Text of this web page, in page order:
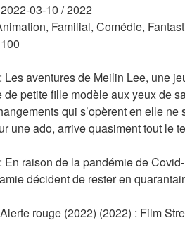
03-10 / 2022
Familial, Comédie,
Les aventures de Meilin Lee, une
de petite fille modèle aux yeux de
qui s’opèrent en elle
une ado, arrive quasiment tout le
En raison de la pandémie de
décident de rester en
rouge (2022) (2022) : Film